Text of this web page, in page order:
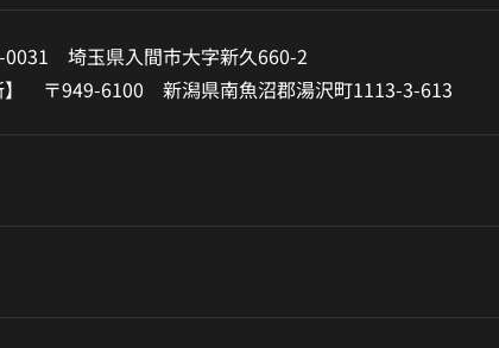
0031 埼玉県入間市大字新久660-2
】 〒949-6100 新潟県南魚沼郡湯沢町1113-3-613